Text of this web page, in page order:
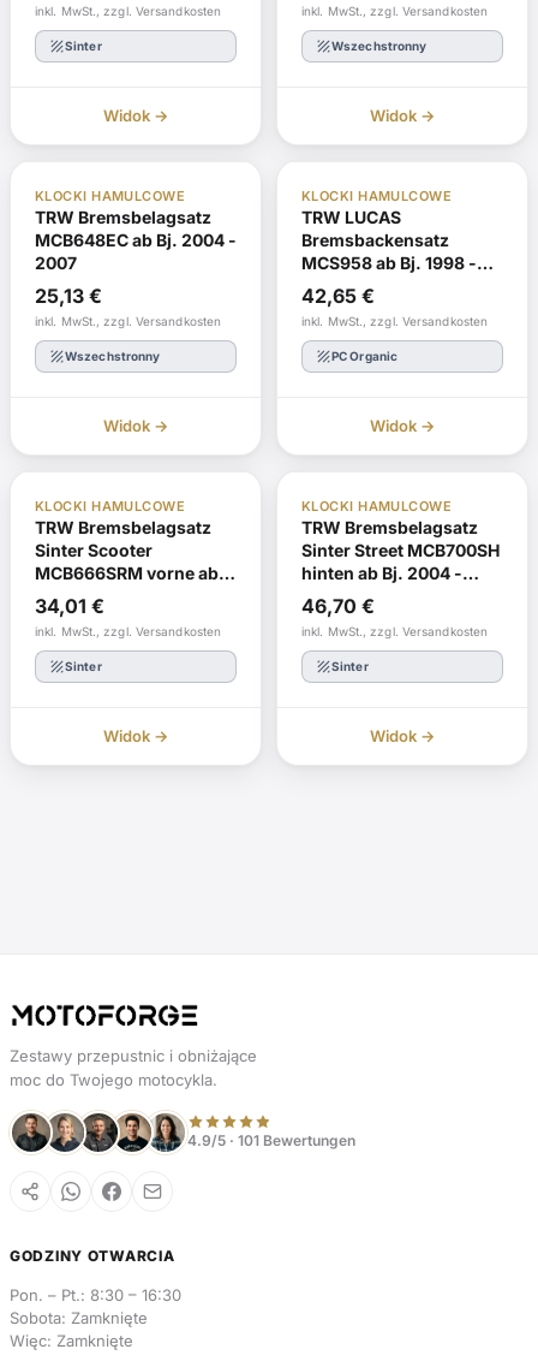
inkl. MwSt., zzgl. Versandkosten
textureSinter
Widok →
inkl. MwSt., zzgl. Versandkosten
textureWszechstronny
Widok →
KLOCKI HAMULCOWE
TRW Bremsbelagsatz
MCB648EC ab Bj. 2004 -
2007
25,13 €
inkl. MwSt., zzgl. Versandkosten
textureWszechstronny
Widok →
KLOCKI HAMULCOWE
TRW LUCAS
Bremsbackensatz
MCS958 ab Bj. 1998 -
2000
42,65 €
inkl. MwSt., zzgl. Versandkosten
texturePC Organic
Widok →
KLOCKI HAMULCOWE
TRW Bremsbelagsatz
Sinter Scooter
MCB666SRM vorne ab
Bj. 2002 -
34,01 €
inkl. MwSt., zzgl. Versandkosten
textureSinter
Widok →
KLOCKI HAMULCOWE
TRW Bremsbelagsatz
Sinter Street MCB700SH
hinten ab Bj. 2004 -
2009
46,70 €
inkl. MwSt., zzgl. Versandkosten
textureSinter
Widok →
Zestawy przepustnic i obniżające
moc do Twojego motocykla.
4.9/5 · 101 Bewertungen
GODZINY OTWARCIA
Pon. – Pt.: 8:30 – 16:30
Sobota: Zamknięte
Więc: Zamknięte